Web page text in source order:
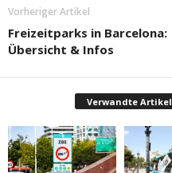
Vorheriger Artikel
Freizeitparks in Barcelona:
Übersicht & Infos
Verwandte Artikel